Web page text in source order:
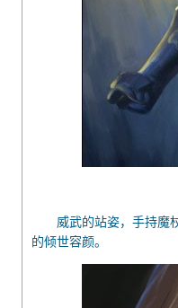
威武的站姿，手持魔杖
的倾世容颜。